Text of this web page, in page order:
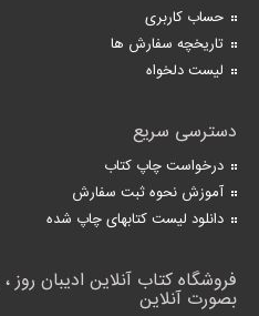
حساب کاربری
تاریخچه سفارش ها
لیست دلخواه
دسترسی سریع
درخواست چاپ کتاب
آموزش نحوه ثبت سفارش
دانلود لیست کتابهای چاپ شده
فروشگاه کتاب آنلاین ادیبان
بصورت آنلاین